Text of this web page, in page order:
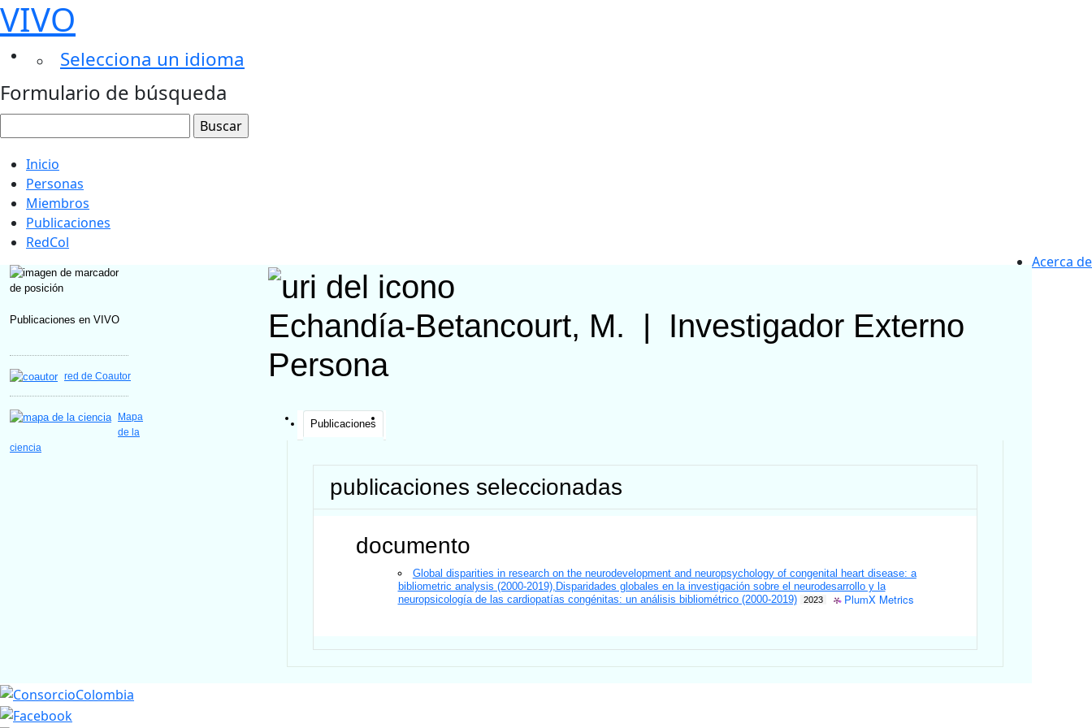
VIVO
Selecciona un idioma
Formulario de búsqueda
Inicio
Personas
Miembros
Publicaciones
RedCol
Acerca de
Publicaciones en VIVO
red de Coautor
Mapa
de la
ciencia
Echandía-Betancourt, M.
Investigador Externo
Persona
Publicaciones
publicaciones seleccionadas
documento
Global disparities in research on the neurodevelopment and neuropsychology of congenital heart disease: a
bibliometric analysis (2000-2019),Disparidades globales en la investigación sobre el neurodesarrollo y la
neuropsicología de las cardiopatías congénitas: un análisis bibliométrico (2000-2019)
2023 PlumX Metrics